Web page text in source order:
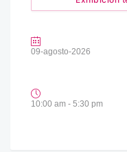
09-agosto-2026
10:00 am - 5:30 pm